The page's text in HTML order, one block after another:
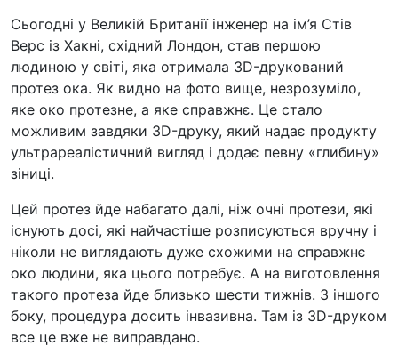
Сьогодні у Великій Британії інженер на ім’я Стів
Верс із Хакні, східний Лондон, став першою
людиною у світі, яка отримала 3D-друкований
протез ока. Як видно на фото вище, незрозуміло,
яке око протезне, а яке справжнє. Це стало
можливим завдяки 3D-друку, який надає продукту
ультрареалістичний вигляд і додає певну «глибину»
зіниці.
Цей протез йде набагато далі, ніж очні протези, які
існують досі, які найчастіше розписуються вручну і
ніколи не виглядають дуже схожими на справжнє
око людини, яка цього потребує. А на виготовлення
такого протеза йде близько шести тижнів. З іншого
боку, процедура досить інвазивна. Там із 3D-друком
все це вже не виправдано.